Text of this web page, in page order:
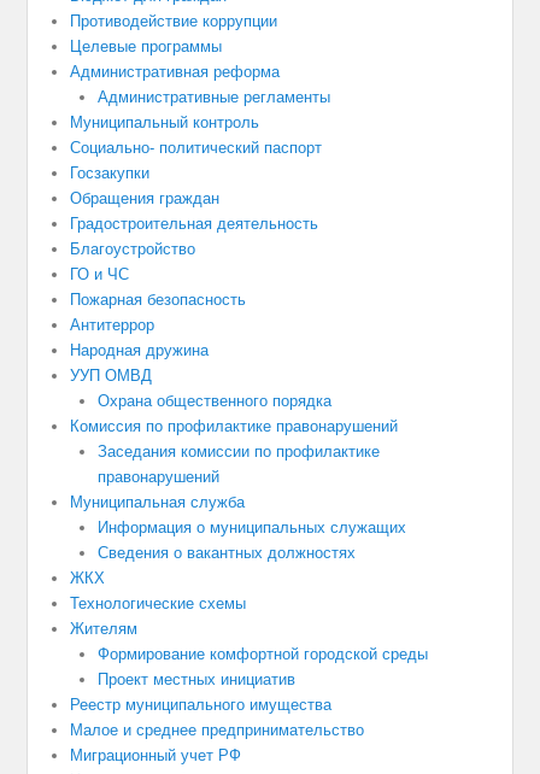
Противодействие коррупции
Целевые программы
Административная реформа
Административные регламенты
Муниципальный контроль
Социально- политический паспорт
Госзакупки
Обращения граждан
Градостроительная деятельность
Благоустройство
ГО и ЧС
Пожарная безопасность
Антитеррор
Народная дружина
УУП ОМВД
Охрана общественного порядка
Комиссия по профилактике правонарушений
Заседания комиссии по профилактике
правонарушений
Муниципальная служба
Информация о муниципальных служащих
Сведения о вакантных должностях
ЖКХ
Технологические схемы
Жителям
Формирование комфортной городской среды
Проект местных инициатив
Реестр муниципального имущества
Малое и среднее предпринимательство
Миграционный учет РФ